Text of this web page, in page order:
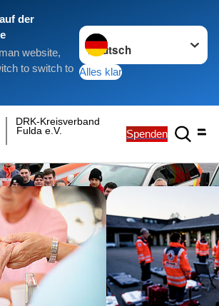
der
website,
to switch to
Sprache wechseln zu
Alles klar
Fulda e.V.
DRK-Kreisverband
Spenden